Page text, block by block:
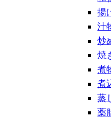
揚
汁
炒
焼
煮
煮
蒸
薬